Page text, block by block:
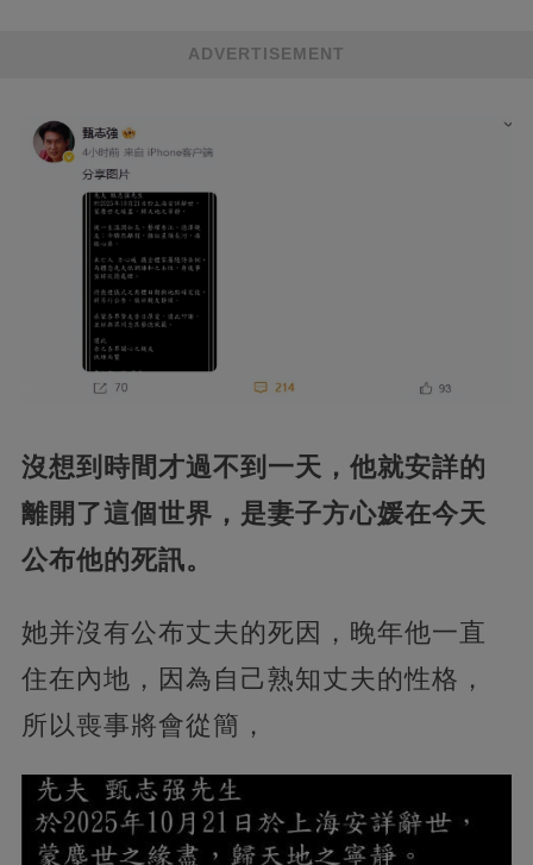
ADVERTISEMENT
沒想到時間才過不到一天，他就安詳的
離開了這個世界，是妻子方心媛在今天
公布他的死訊。
她并沒有公布丈夫的死因，晚年他一直
住在內地，因為自己熟知丈夫的性格，
所以喪事將會從簡，